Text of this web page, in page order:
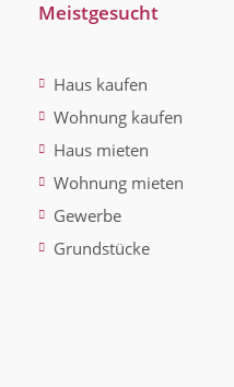
Meistgesucht
Haus kaufen
Wohnung kaufen
Haus mieten
Wohnung mieten
Gewerbe
Grundstücke